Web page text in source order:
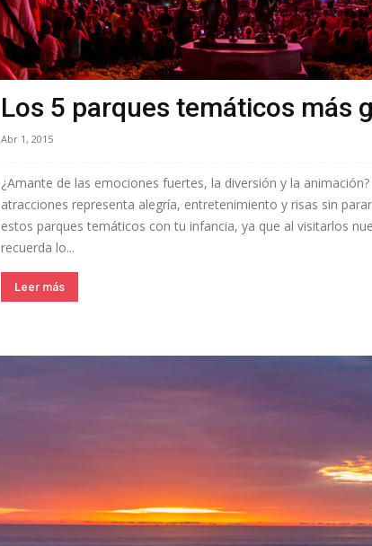
Los 5 parques temáticos más
Abr 1, 2015
¿Amante de las emociones fuertes, la diversión y la
atracciones representa alegría, entretenimiento y risas sin
estos parques temáticos con tu infancia, ya que al visitarlos
recuerda lo...
Leer más